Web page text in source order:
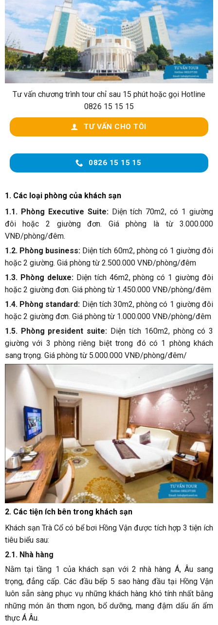
Tư vấn chương trình tour chỉ sau 15 phút hoặc gọi Hotline
0826 15 15 15
TƯ VẤN CHO TÔI
0826 15 15 15
1. Các loại phòng của khách sạn
1.1. Phòng Executive Suite:Diện tích 70m2, có 1 giường
đôi hoặc 2 giường đơn. Giá phòng là từ 3.000.000
VNĐ/phòng/đêm.
1.2. Phòng business: Diện tích 60m2, phòng có 1 giường đôi
hoặc 2 giường. Giá phòng từ 2.500.000 VNĐ/phòng/đêm
1.3. Phòng deluxe: Diện tích 46m2, phòng có 1 giường đôi
hoặc 2 giường đơn. Giá phòng từ 1.450.000 VNĐ/phòng/đêm
1.4. Phòng standard: Diện tích 30m2, phòng có 1 giường đôi
hoặc 2 giường đơn. Giá phòng từ 1.000.000 VNĐ/phòng/đêm
1.5. Phòng president suite: Diện tích 160m2, phòng có 3
giường với 3 phòng riêng biệt trong đó có 1 phòng khách
sang trọng. Giá phòng từ 5.000.000 VNĐ/phòng/đêm/
2. Các tiện ích bên trong khách sạn
Khách sạn Trà Cổ có bể bơi Hồng Vận được tích hợp 3 tiện ích
tiêu biểu sau:
2.1. Nhà hàng
Nằm tại tầng 1 của khách sạn với 2 nhà hàng Á, Âu sang
trọng, đẳng cấp. Các đầu bếp 5 sao hàng đầu tại Hồng Vận
luôn sẵn sàng phục vụ những khách hàng khó tính nhất bằng
những món ăn thơm ngon, bổ dưỡng, mang đậm dấu ấn ẩm
thực Á Âu.